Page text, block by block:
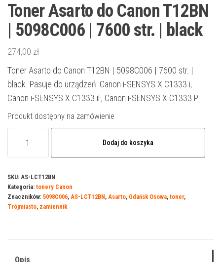
Toner Asarto do Canon T12BN
| 5098C006 | 7600 str. | black
274,00 zł
Toner Asarto do Canon T12BN | 5098C006 | 7600 str. |
black. Pasuje do urządzeń: Canon i-SENSYS X C1333 i,
Canon i-SENSYS X C1333 iF, Canon i-SENSYS X C1333 P
Produkt dostępny na zamówienie
do
Canon
T12BN
7600
Dodaj do koszyka
SKU: AS-LCT12BN
Kategoria: tonery Canon
Znaczników: 5098C006, AS-LCT12BN, Asarto, Gdańsk Osowa, toner,
Trójmiasto, zamiennik
Opis